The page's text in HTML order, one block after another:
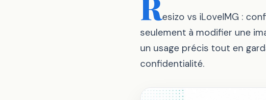
esizo vs iLoveIMG :
seulement à modifier une
un usage précis tout en
confidentialité.